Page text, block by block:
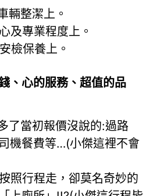
輛整潔上。
及專業程度上。
檢保養上。
、心的服務、超值的品
了當初報價沒說的:過路
機餐費等…(小傑這裡不會
照行程走，卻莫名奇妙的